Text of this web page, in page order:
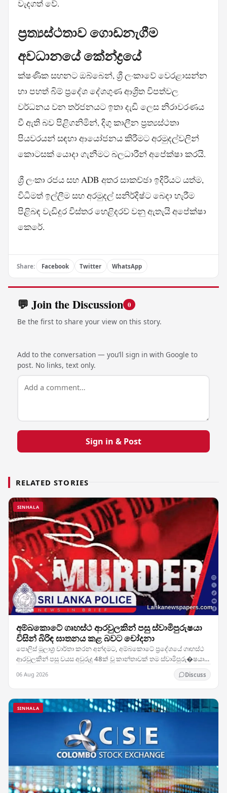
වැදගත් වේ.
ප්‍රත්‍යස්ථතාව ගොඩනැගීම
අවධානයේ කේන්ද්‍රයේ
ක්ෂණික සහනට ඔබ්බෙන්, ශ්‍රී ලංකාවේ වෙරළාසන්න
හා පහත් බිම් ප්‍රදේශ දේශගුණ ආශ්‍රිත විපත්වල
වර්ධනය වන තර්ජනයට ඉතා දැඩි ලෙස නිරාවරණය
වී ඇති බව පිළිගනිමින්, දිගු කාලීන ප්‍රත්‍යස්ථතා
පියවරයන් සඳහා ආයෝජනය කිරීමට අරමුදල්වලින්
කොටසක් යොදා ගැනීමට බලධාරීන් අපේක්ෂා කරයි.
ශ්‍රී ලංකා රජය සහ ADB අතර සාකච්ඡා ඉදිරියට යත්ම,
විධිමත් ඉල්ලීම සහ අරමුදල් සනිර්දිෂ්ට බෙදා හැරීම
පිළිබඳ වැඩිදුර විස්තර හෙළිදරව් වනු ඇතැයි අපේක්ෂා
කෙරේ.
Share: Facebook Twitter WhatsApp
💬 Join the Discussion 0
Be the first to share your view on this story.
Add to the conversation — you’ll sign in with Google to
post. No links, text only.
Sign in & Post
RELATED STORIES
SINHALA
අම්බකොටේ ගෘහස්ථ ආරවුලකින් පසු ස්වාමිපුරුෂයා
විසින් බිරිඳ ඝාතනය කළ බවට චෝදනා
පොලිස් මූලාශ්‍ර වාර්තා කරන අන්දමට, අම්බකොටේ ප්‍රදේශයේ ගෘහස්ථ
ආරවුලකින් පසු වයස අවුරුදු 48ක් වූ කාන්තාවක් තම ස්වාමිපුරු�ෂයා
06 Aug 2026 Discuss
SINHALA